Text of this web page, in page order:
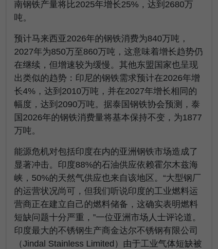
南钢铁产量将比2025年增长25%，达到2680万
吨。
预计马来西亚2026年的钢铁消费为840万吨，
2027年为850万至860万吨，这意味着增长趋势仍
在继续，但增速较为缓慢。其他东盟国家也呈现
出类似的趋势：印尼的钢铁需求预计在2026年增
长4%，达到2010万吨，并在2027年增长相同的
幅度，达到2090万吨。据泰国钢铁协会预测，泰
国2026年的钢铁消费量将基本保持不变，为1877
万吨。
能源危机对包括印度在内的亚洲钢铁市场造成了
显著冲击。印度88%的石油供应依赖霍尔木兹海
峡，50%的天然气供应也来自该地区。“大型钢厂
的运营状况尚可，但我们听说印度的工业燃料运
营商正在建立自己的燃料储备，这确实表明燃料
短缺问题十分严重，”一位亚洲市场人士评论道。
印度最大的不锈钢生产商金达尔不锈钢有限公司
（Jindal Stainless Limited）由于工业气体短缺被